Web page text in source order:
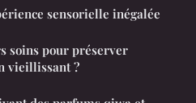
sensorielle inégalée
soins pour préserver
vieillissant ?